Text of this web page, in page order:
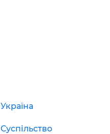
Україна
Суспільство